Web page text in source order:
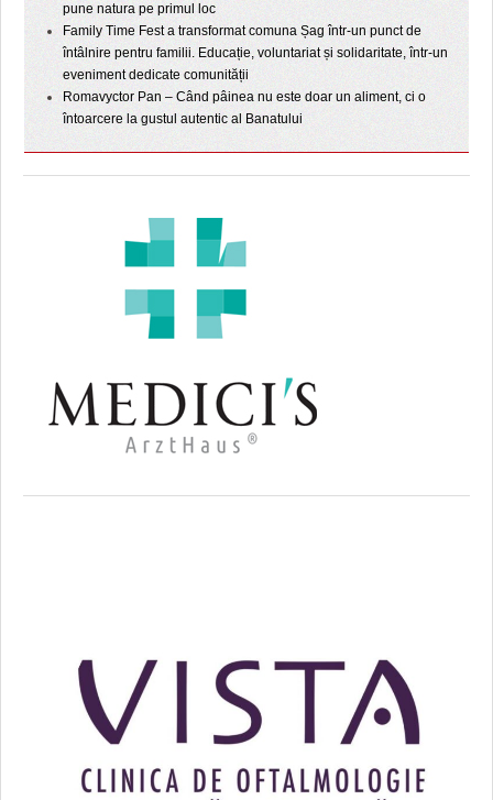
pune natura pe primul loc
Family Time Fest a transformat comuna Șag într-un punct de
întâlnire pentru familii. Educație, voluntariat și solidaritate, într-un
eveniment dedicate comunității
Romavyctor Pan – Când pâinea nu este doar un aliment, ci o
întoarcere la gustul autentic al Banatului